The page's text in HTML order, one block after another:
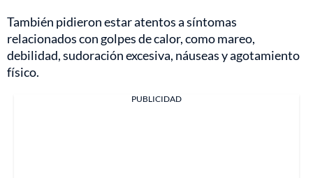
También pidieron estar atentos a síntomas
relacionados con golpes de calor, como mareo,
debilidad, sudoración excesiva, náuseas y agotamiento
físico.
PUBLICIDAD